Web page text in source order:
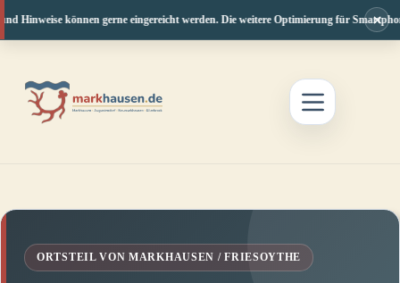
können gerne eingereicht werden. Die weitere Optimierung für Smartphone
×
springen
ORTSTEIL VON MARKHAUSEN / FRIESOYTHE